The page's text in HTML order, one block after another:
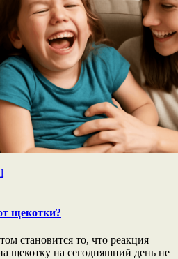
щекотки?
становится то, что реакция
щекотку на сегодняшний день не